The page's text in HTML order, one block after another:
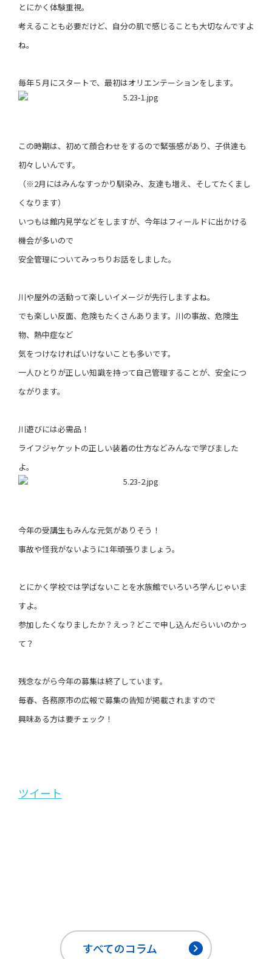
とにかく体験重視。
考えることも必要だけど、自分の肌で感じることも大切なんですよ
ね。
毎年５月にスタートで、最初はオリエンテーションをします。
この時期は、初めて顔合わせをするので緊張感があり、子供達も
初々しいんです。
（※2月にはみんなすっかり馴染み、友達も増え、そしてたくまし
くなります）
いつもは館内見学などをしますが、今年はフィールドに出かける
機会が多いので
安全管理についてみっちりお話をしました。
川や屋外の活動って楽しいイメージが先行しますよね。
でも楽しい反面、危険もたくさんあります。川の事故、危険生
物、熱中症など
気をつけなければいけないことも多いです。
一人ひとりが正しい知識を持って自己管理することが、安全につ
ながります。
川遊びには必需品！
ライフジャケットの正しい装着の仕方などみんなで学びました
よ。
今年の受講生もみんな元気がありそう！
事故や怪我がないように1年頑張りましょう。
とにかく学校では学ばないことを水族館でいろいろ学んじゃいま
すよ。
参加したくなりましたか？えっ？どこで申し込んだらいいのかっ
て？
残念ながら今年の募集は終了しています。
毎春、各務原市の広報で募集の告知が掲載されますので
興味ある方は要チェック！
ツイート
すべてのコラム